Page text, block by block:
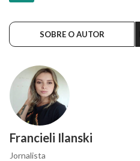
SOBRE O AUTOR
Francieli Ilanski
Jornalista